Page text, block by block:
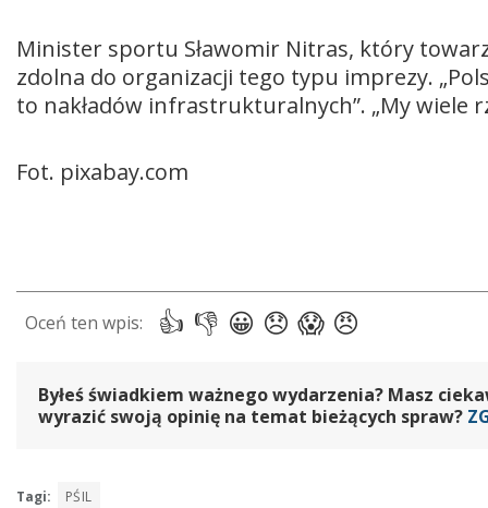
Minister sportu Sławomir Nitras, który
zdolna do organizacji tego typu imprezy.
to nakładów infrastrukturalnych”. „My wiele
Fot. pixabay.com
Byłeś świadkiem ważnego wydarzenia? Masz
wyrazić swoją opinię na temat bieżących spraw?
Tagi: PŚIL